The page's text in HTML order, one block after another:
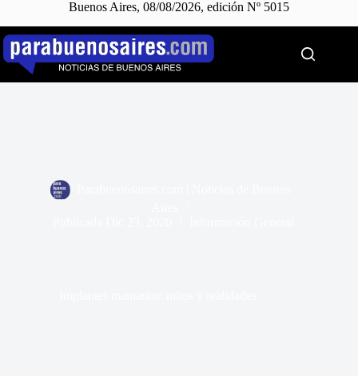
Buenos Aires, 08/08/2026, edición Nº 5015
Saltar
contenido